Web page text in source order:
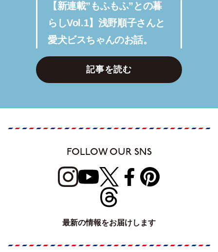
【新連載”もふもふ”との暮
らしVol.1】浅野順子さんと
愛犬ビスちゃんのお話。
記事を読む
FOLLOW OUR SNS
最新の情報をお届けします